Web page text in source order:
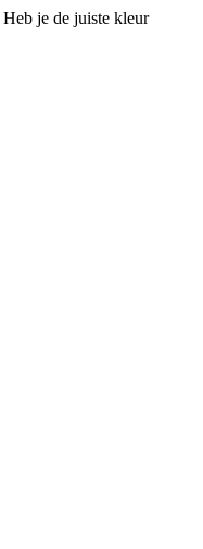
je de juiste kleur